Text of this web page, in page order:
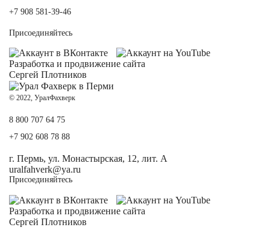
+7 908 581-39-46
Присоединяйтесь
Разработка и продвижение сайта
Сергей Плотников
© 2022, УралФахверк
8 800 707 64 75
+7 902 608 78 88
г. Пермь, ул. Монастырская, 12, лит. А
uralfahverk@ya.ru
Присоединяйтесь
Разработка и продвижение сайта
Сергей Плотников